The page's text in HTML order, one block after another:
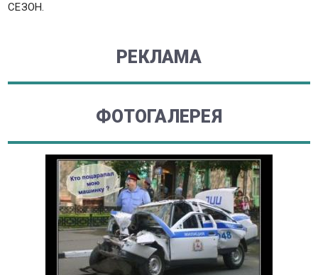
СЕЗОН.
РЕКЛАМА
ФОТОГАЛЕРЕЯ